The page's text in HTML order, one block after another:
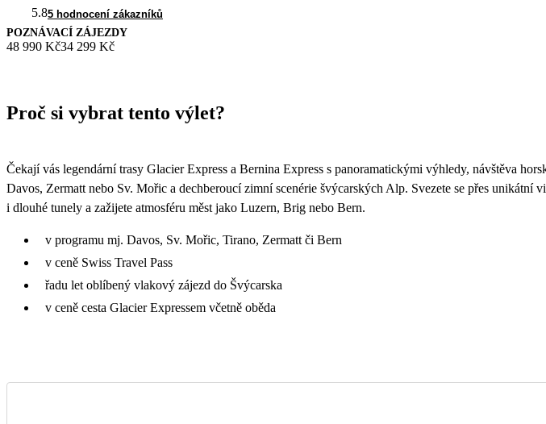
5.85 hodnocení zákazníků
POZNÁVACÍ ZÁJEZDY
48 990 Kč34 299 Kč
Proč si vybrat tento výlet?
Čekají vás legendární trasy Glacier Express a Bernina Express s panoramatickými výhledy, návštěva
Davos, Zermatt nebo Sv. Mořic a dechberoucí zimní scenérie švýcarských Alp. Svezete se přes unikátní
i dlouhé tunely a zažijete atmosféru měst jako Luzern, Brig nebo Bern.
v programu mj. Davos, Sv. Mořic, Tirano, Zermatt či Bern
v ceně Swiss Travel Pass
řadu let oblíbený vlakový zájezd do Švýcarska
v ceně cesta Glacier Expressem včetně oběda